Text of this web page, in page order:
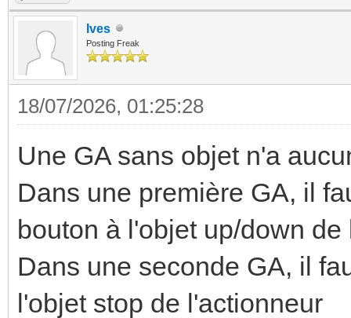
Ives
Posting Freak
18/07/2026, 01:25:28
Une GA sans objet n'a
Dans une première GA, il
bouton à l'objet up/down de
Dans une seconde GA, il
l'objet stop de l'actionneur